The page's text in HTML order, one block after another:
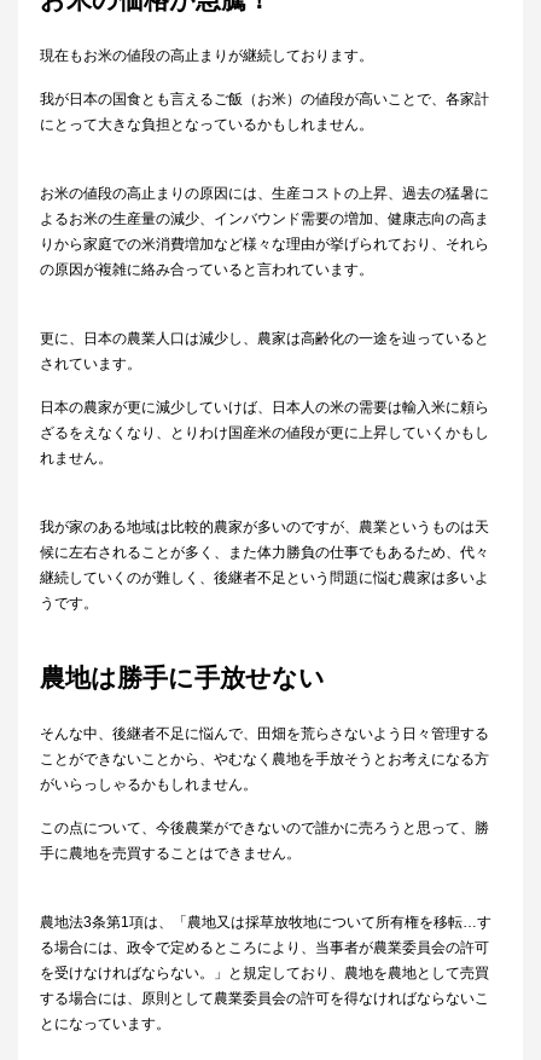
現在もお米の値段の高止まりが継続しております。
我が日本の国食とも言えるご飯（お米）の値段が高いことで、各家計
にとって大きな負担となっているかもしれません。
お米の値段の高止まりの原因には、生産コストの上昇、過去の猛暑に
よるお米の生産量の減少、インバウンド需要の増加、健康志向の高ま
りから家庭での米消費増加など様々な理由が挙げられており、それら
の原因が複雑に絡み合っていると言われています。
更に、日本の農業人口は減少し、農家は高齢化の一途を辿っていると
されています。
日本の農家が更に減少していけば、日本人の米の需要は輸入米に頼ら
ざるをえなくなり、とりわけ国産米の値段が更に上昇していくかもし
れません。
我が家のある地域は比較的農家が多いのですが、農業というものは天
候に左右されることが多く、また体力勝負の仕事でもあるため、代々
継続していくのが難しく、後継者不足という問題に悩む農家は多いよ
うです。
農地は勝手に手放せない
そんな中、後継者不足に悩んで、田畑を荒らさないよう日々管理する
ことができないことから、やむなく農地を手放そうとお考えになる方
がいらっしゃるかもしれません。
この点について、今後農業ができないので誰かに売ろうと思って、勝
手に農地を売買することはできません。
農地法3条第1項は、「農地又は採草放牧地について所有権を移転…す
る場合には、政令で定めるところにより、当事者が農業委員会の許可
を受けなければならない。」と規定しており、農地を農地として売買
する場合には、原則として農業委員会の許可を得なければならないこ
とになっています。